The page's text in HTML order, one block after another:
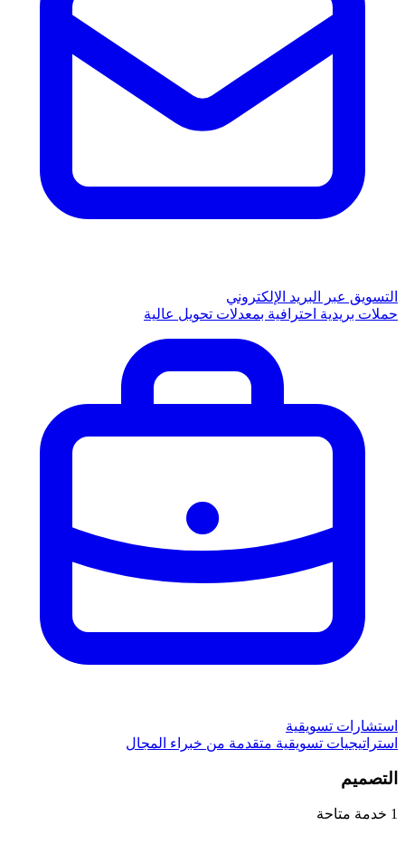
التسويق عبر البريد الإلكتروني
حملات بريدية احترافية بمعدلات تحويل عالية
استشارات تسويقية
استراتيجيات تسويقية متقدمة من خبراء المجال
التصميم
1 خدمة متاحة